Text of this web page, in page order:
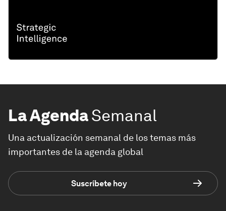
La AgendaSemanal
Una actualización semanal de los temas más
importantes de la agenda global
Suscríbete hoy